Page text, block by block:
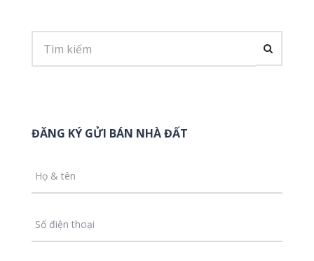
ĐĂNG KÝ GỬI BÁN NHÀ ĐẤT